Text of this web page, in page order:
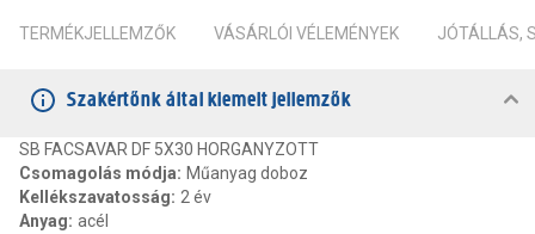
TERMÉKJELLEMZŐK VÁSÁRLÓI VÉLEMÉNYEK JÓTÁLLÁS,
Szakértőnk által kiemelt jellemzők
SB FACSAVAR DF 5X30 HORGANYZOTT
Csomagolás módja: Műanyag doboz
Kellékszavatosság: 2 év
Anyag: acél